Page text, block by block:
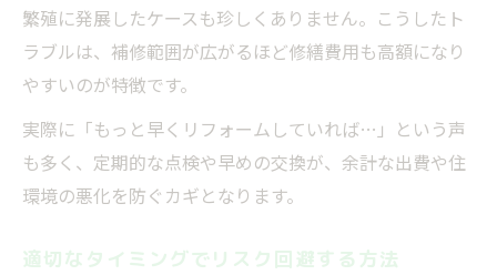
繁殖に発展したケースも珍しくありません。こうしたト
ラブルは、補修範囲が広がるほど修繕費用も高額になり
やすいのが特徴です。
実際に「もっと早くリフォームしていれば…」という声
も多く、定期的な点検や早めの交換が、余計な出費や住
環境の悪化を防ぐカギとなります。
適切なタイミングでリスク回避する方法